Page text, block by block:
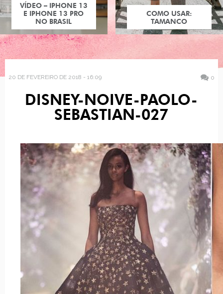
VÍDEO – IPHONE 13
E IPHONE 13 PRO
NO BRASIL
COMO USAR:
TAMANCO
20 DE FEVEREIRO DE 2018 - 16:09 0
DISNEY-NOIVE-PAOLO-
SEBASTIAN-027